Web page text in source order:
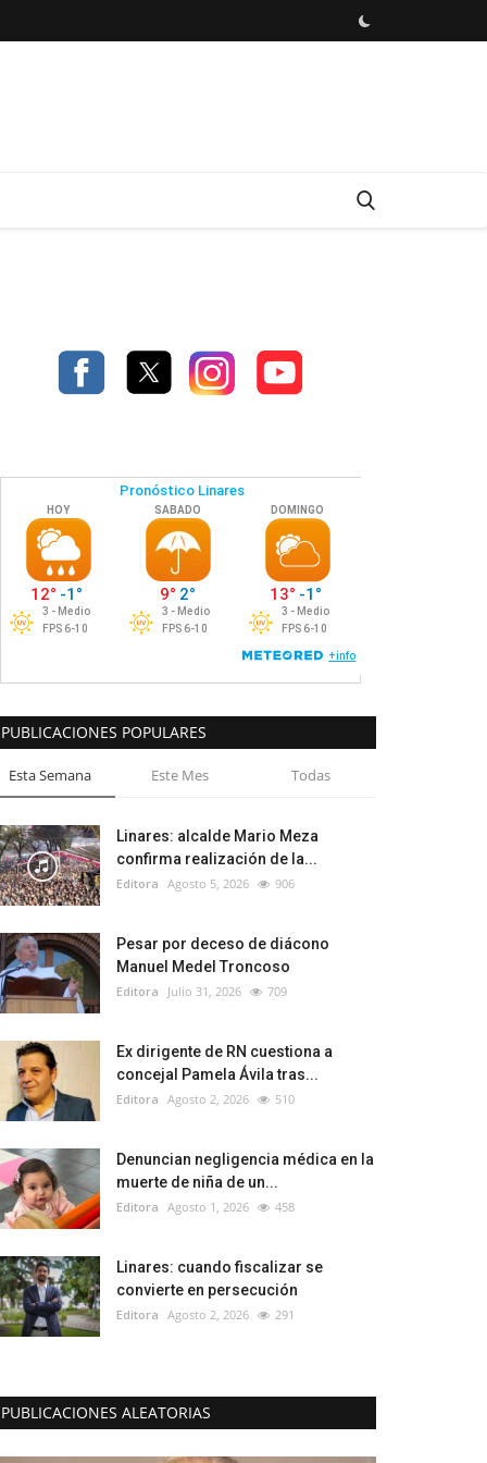
PUBLICACIONES POPULARES
Esta Semana Este Mes Todas
Linares: alcalde Mario Meza
confirma realización de la...
Editora Agosto 5, 2026 906
Pesar por deceso de diácono
Manuel Medel Troncoso
Editora Julio 31, 2026 709
Ex dirigente de RN cuestiona a
concejal Pamela Ávila tras...
Editora Agosto 2, 2026 510
Denuncian negligencia médica en la
muerte de niña de un...
Editora Agosto 1, 2026 458
Linares: cuando fiscalizar se
convierte en persecución
Editora Agosto 2, 2026 291
PUBLICACIONES ALEATORIAS